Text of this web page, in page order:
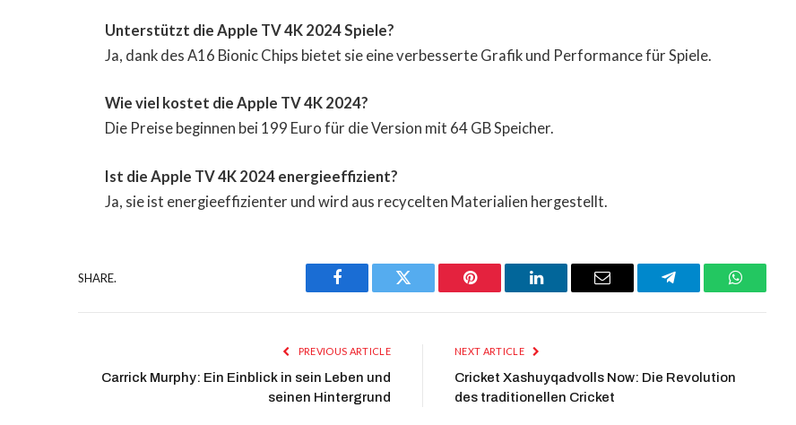
Unterstützt die Apple TV 4K 2024 Spiele?
Ja, dank des A16 Bionic Chips bietet sie eine verbesserte Grafik und Performance für Spiele.
Wie viel kostet die Apple TV 4K 2024?
Die Preise beginnen bei 199 Euro für die Version mit 64 GB Speicher.
Ist die Apple TV 4K 2024 energieeffizient?
Ja, sie ist energieeffizienter und wird aus recycelten Materialien hergestellt.
SHARE.
Facebook Twitter Pinterest LinkedIn Email Telegram WhatsApp
PREVIOUS ARTICLE
Carrick Murphy: Ein Einblick in sein Leben und
seinen Hintergrund
NEXT ARTICLE
Cricket Xashuyqadvolls Now: Die Revolution
des traditionellen Cricket